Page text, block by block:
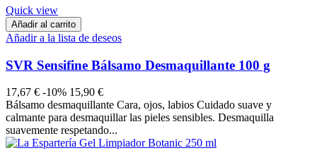
Quick view
Añadir al carrito
Añadir a la lista de deseos
SVR Sensifine Bálsamo Desmaquillante 100 g
17,67 € -10% 15,90 €
Bálsamo desmaquillante Cara, ojos, labios Cuidado suave y
calmante para desmaquillar las pieles sensibles. Desmaquilla
suavemente respetando...